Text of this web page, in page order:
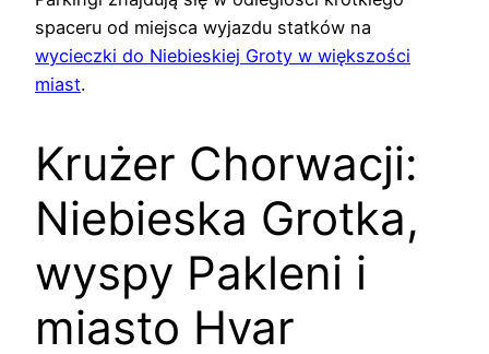
spaceru od miejsca wyjazdu statków na
wycieczki do Niebieskiej Groty w większości
miast.
Krużer Chorwacji:
Niebieska Grotka,
wyspy Pakleni i
miasto Hvar